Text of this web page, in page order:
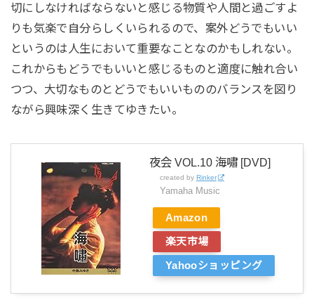
切にしなければならないと感じる物質や人間と過ごすよ
りも気楽で自分らしくいられるので、案外どうでもいい
というのは人生において重要なことなのかもしれない。
これからもどうでもいいと感じるものと適度に触れ合い
つつ、大切なものとどうでもいいもののバランスを図り
ながら興味深く生きてゆきたい。
夜会 VOL.10 海嘯 [DVD]
created by Rinker
Yamaha Music
Amazon
楽天市場
Yahooショッピング